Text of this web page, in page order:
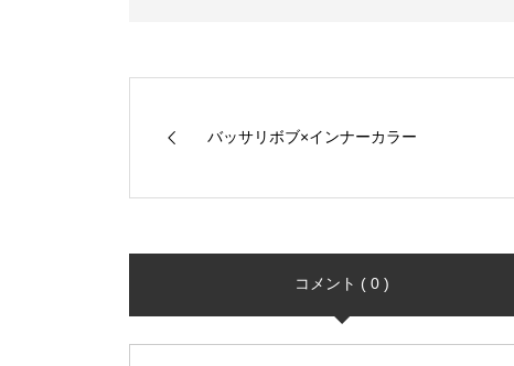
バッサリボブ×インナーカラー
コメント ( 0 )